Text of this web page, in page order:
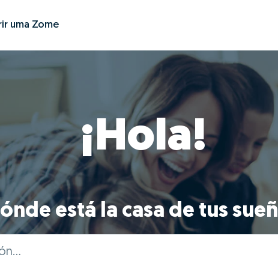
uma Zome
¡Hola!
está la casa de tus